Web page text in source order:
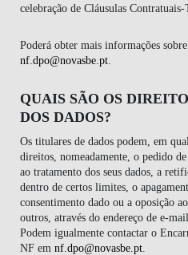
celebração de Cláusulas
Poderá obter mais informações
nf.dpo@novasbe.pt.
QUAIS SÃO OS
DOS DADOS?
Os titulares de dados podem, em
direitos, nomeadamente, o pedido
ao tratamento dos seus dados, a
dentro de certos limites, o
consentimento dado ou a oposição
outros, através do endereço de e-mail
Podem igualmente contactar o
NF em nf.dpo@novasbe.pt.